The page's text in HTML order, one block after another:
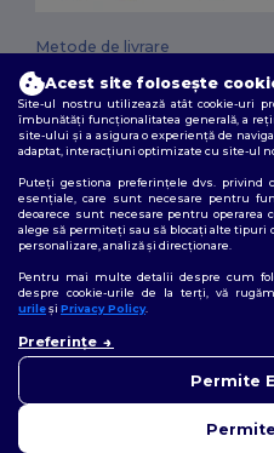
Metode de livrare
2026. Toate drepturile
Termeni și condiții
urile|Sitemap
Urmărește-ne
Acest site folosește
Site-ul nostru utilizează atât cookie-uri
îmbunătăți funcționalitatea generală, a
site-ului și a asigura o experiență de
adaptat, interacțiuni optimizate cu site-ul
Puteți gestiona preferințele dvs. privind
esențiale, care sunt necesare pentru
deoarece sunt necesare pentru operarea
alege să permiteți sau să blocați alte
personalizare, analiză și direcționare.
Pentru mai multe detalii despre cum
despre cookie-urile de la terți, vă
urileși Privacy Policy.
Preferințe
Permite
în